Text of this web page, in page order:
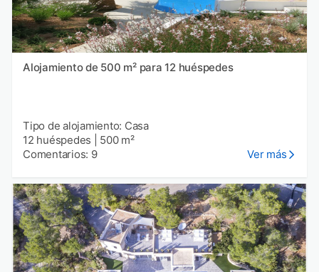
Alojamiento de 500 m² para 12 huéspedes
Tipo de alojamiento: Casa
12 huéspedes
500 m²
Comentarios: 9
Ver más